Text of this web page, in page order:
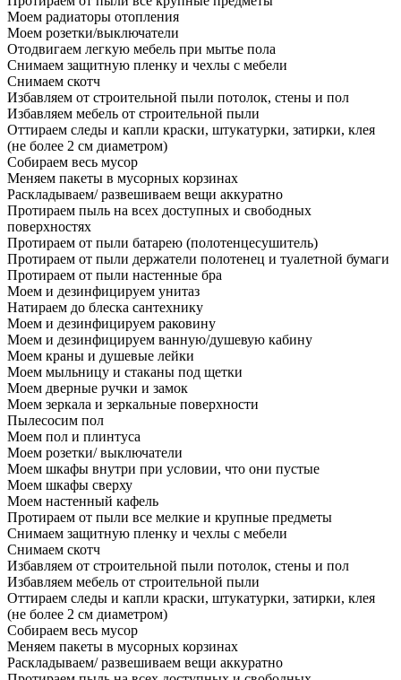
Моем радиаторы отопления
Моем розетки/выключатели
Отодвигаем легкую мебель при мытье пола
Снимаем защитную пленку и чехлы с мебели
Снимаем скотч
Избавляем от строительной пыли потолок, стены и пол
Избавляем мебель от строительной пыли
Оттираем следы и капли краски, штукатурки, затирки, клея
(не более 2 см диаметром)
Собираем весь мусор
Меняем пакеты в мусорных корзинах
Раскладываем/ развешиваем вещи аккуратно
Протираем пыль на всех доступных и свободных
поверхностях
Протираем от пыли батарею (полотенцесушитель)
Протираем от пыли держатели полотенец и туалетной бумаги
Протираем от пыли настенные бра
Моем и дезинфицируем унитаз
Натираем до блеска сантехнику
Моем и дезинфицируем раковину
Моем и дезинфицируем ванную/душевую кабину
Моем краны и душевые лейки
Моем мыльницу и стаканы под щетки
Моем дверные ручки и замок
Моем зеркала и зеркальные поверхности
Пылесосим пол
Моем пол и плинтуса
Моем розетки/ выключатели
Моем шкафы внутри при условии, что они пустые
Моем шкафы сверху
Моем настенный кафель
Протираем от пыли все мелкие и крупные предметы
Снимаем защитную пленку и чехлы с мебели
Снимаем скотч
Избавляем от строительной пыли потолок, стены и пол
Избавляем мебель от строительной пыли
Оттираем следы и капли краски, штукатурки, затирки, клея
(не более 2 см диаметром)
Собираем весь мусор
Меняем пакеты в мусорных корзинах
Раскладываем/ развешиваем вещи аккуратно